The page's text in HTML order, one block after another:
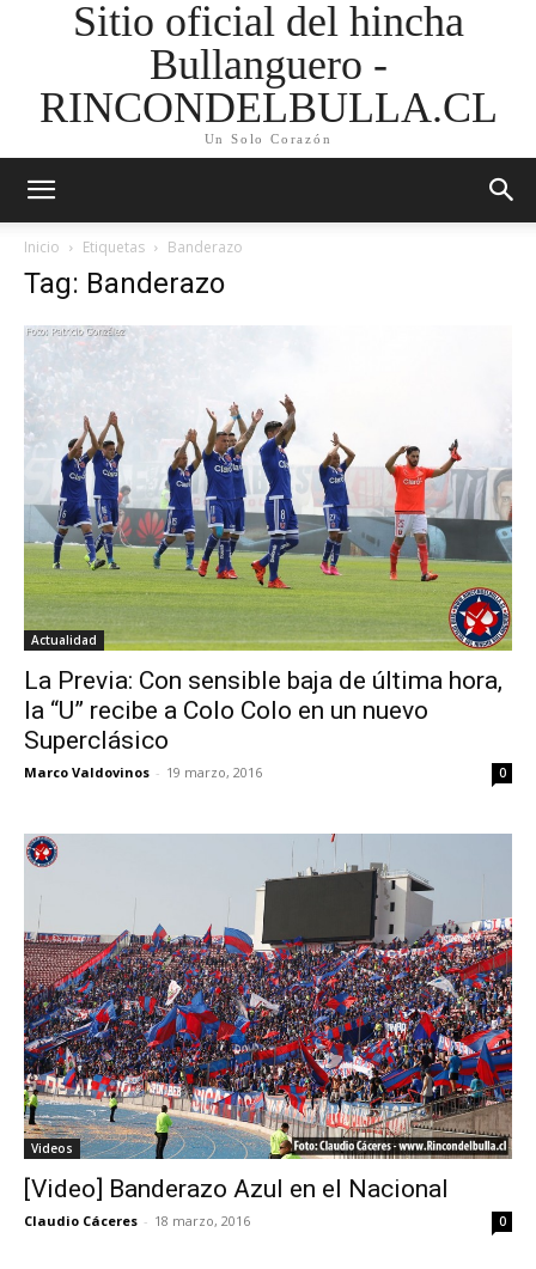
Sitio oficial del hincha
Bullanguero -
RINCONDELBULLA.CL
Un Solo Corazón
Inicio Etiquetas Banderazo
Tag: Banderazo
Actualidad
La Previa: Con sensible baja de última hora,
la “U” recibe a Colo Colo en un nuevo
Superclásico
Marco Valdovinos - 19 marzo, 2016 0
Videos
[Video] Banderazo Azul en el Nacional
Claudio Cáceres - 18 marzo, 2016 0